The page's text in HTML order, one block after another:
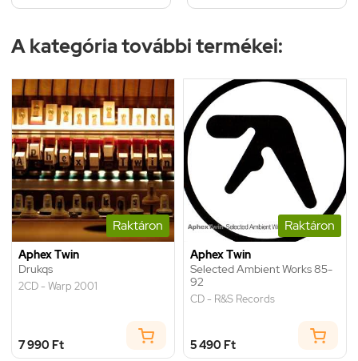
A kategória további termékei:
Raktáron
Aphex Twin
Drukqs
2CD - Warp 2001
7 990 Ft
Raktáron
Aphex Twin
Selected Ambient Works 85-
92
CD - R&S Records
5 490 Ft